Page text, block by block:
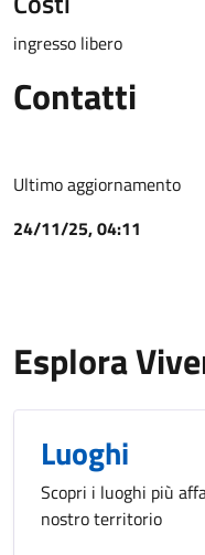
ingresso libero
Contatti
Ultimo aggiornamento
24/11/25, 04:11
Esplora
Luoghi
Scopri i luoghi più
nostro territorio